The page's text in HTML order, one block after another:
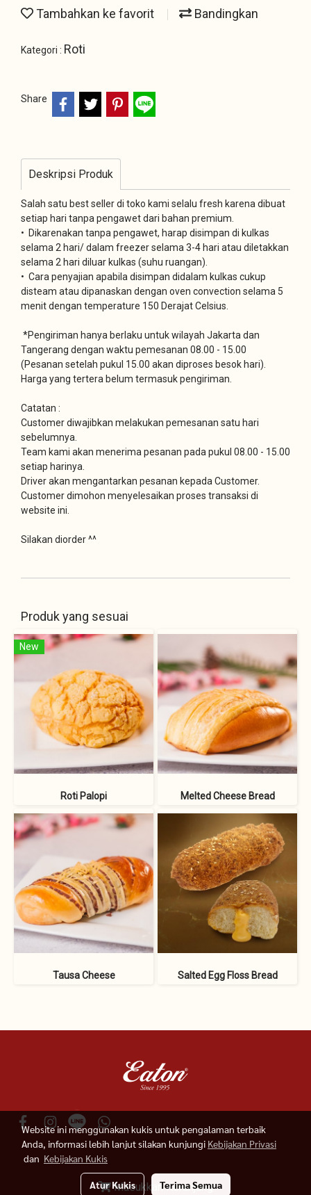
Masukkan Keranjang
Tambahkan ke favorit Bandingkan
Kategori : Roti
Share
Deskripsi Produk
Salah satu best seller di toko kami selalu fresh karena dibuat
setiap hari tanpa pengawet dari bahan premium.
• Dikarenakan tanpa pengawet, harap disimpan di kulkas
selama 2 hari/ dalam freezer selama 3-4 hari atau diletakkan
selama 2 hari diluar kulkas (suhu ruangan).
• Cara penyajian apabila disimpan didalam kulkas cukup
disteam atau dipanaskan dengan oven convection selama 5
menit dengan temperature 150 Derajat Celsius.
*Pengiriman hanya berlaku untuk wilayah Jakarta dan
Tangerang dengan waktu pemesanan 08.00 - 15.00
(Pesanan setelah pukul 15.00 akan diproses besok hari).
Harga yang tertera belum termasuk pengiriman.
Catatan :
Customer diwajibkan melakukan pemesanan satu hari
sebelumnya.
Team kami akan menerima pesanan pada pukul 08.00 - 15.00
setiap harinya.
Driver akan mengantarkan pesanan kepada Customer.
Customer dimohon menyelesaikan proses transaksi di
website ini.
Silakan diorder ^^
Produk yang sesuai
New
Roti Palopi Melted Cheese Bread
Tausa Cheese Salted Egg Floss Bread
© 2019 Eaton Indonesia
Website ini menggunakan kukis untuk pengalaman terbaik
Anda, informasi lebih lanjut silakan kunjungi Kebijakan Privasi
dan Kebijakan Kukis
Atur Kukis Terima Semua